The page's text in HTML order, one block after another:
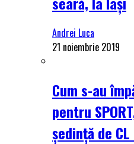
Andrei Luca
21 noiembrie 2019
Cum s-au
pentru
ședință de